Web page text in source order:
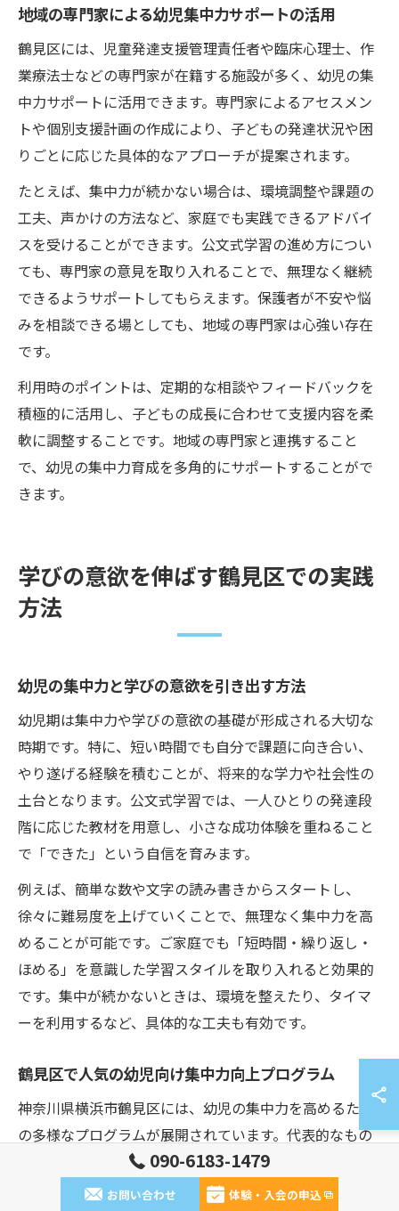
地域の専門家による幼児集中力サポートの活用
鶴見区には、児童発達支援管理責任者や臨床心理士、作
業療法士などの専門家が在籍する施設が多く、幼児の集
中力サポートに活用できます。専門家によるアセスメン
トや個別支援計画の作成により、子どもの発達状況や困
りごとに応じた具体的なアプローチが提案されます。
たとえば、集中力が続かない場合は、環境調整や課題の
工夫、声かけの方法など、家庭でも実践できるアドバイ
スを受けることができます。公文式学習の進め方につい
ても、専門家の意見を取り入れることで、無理なく継続
できるようサポートしてもらえます。保護者が不安や悩
みを相談できる場としても、地域の専門家は心強い存在
です。
利用時のポイントは、定期的な相談やフィードバックを
積極的に活用し、子どもの成長に合わせて支援内容を柔
軟に調整することです。地域の専門家と連携すること
で、幼児の集中力育成を多角的にサポートすることがで
きます。
学びの意欲を伸ばす鶴見区での実践
方法
幼児の集中力と学びの意欲を引き出す方法
幼児期は集中力や学びの意欲の基礎が形成される大切な
時期です。特に、短い時間でも自分で課題に向き合い、
やり遂げる経験を積むことが、将来的な学力や社会性の
土台となります。公文式学習では、一人ひとりの発達段
階に応じた教材を用意し、小さな成功体験を重ねること
で「できた」という自信を育みます。
例えば、簡単な数や文字の読み書きからスタートし、
徐々に難易度を上げていくことで、無理なく集中力を高
めることが可能です。ご家庭でも「短時間・繰り返し・
ほめる」を意識した学習スタイルを取り入れると効果的
です。集中が続かないときは、環境を整えたり、タイマ
ーを利用するなど、具体的な工夫も有効です。
鶴見区で人気の幼児向け集中力向上プログラム
神奈川県横浜市鶴見区には、幼児の集中力を高めるため
の多様なプログラムが展開されています。代表的なもの
には、公文式学習をはじめ、児童発達支援や療育施設、
放課後等デイサービスなどが挙げられます。特に、公文
090-6183-1479
お問い合わせ 体験・入会の申込